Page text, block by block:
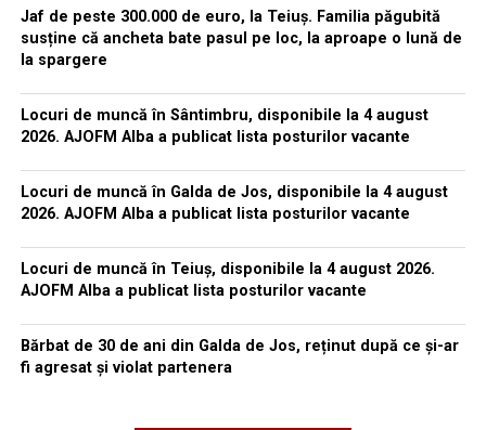
Jaf de peste 300.000 de euro, la Teiuș. Familia păgubită
susține că ancheta bate pasul pe loc, la aproape o lună de
la spargere
Locuri de muncă în Sântimbru, disponibile la 4 august
2026. AJOFM Alba a publicat lista posturilor vacante
Locuri de muncă în Galda de Jos, disponibile la 4 august
2026. AJOFM Alba a publicat lista posturilor vacante
Locuri de muncă în Teiuș, disponibile la 4 august 2026.
AJOFM Alba a publicat lista posturilor vacante
Bărbat de 30 de ani din Galda de Jos, reținut după ce și-ar
fi agresat și violat partenera